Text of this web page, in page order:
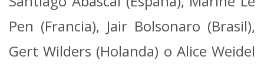
Pen (Francia), Jair Bolsonaro (Brasil),
Gert Wilders (Holanda) o Alice Weidel